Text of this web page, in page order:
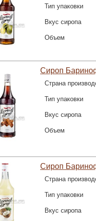
Тип упаковки
Вкус сиропа
Объем
Сироп
Страна
Тип упаковки
Вкус сиропа
Объем
Сироп
Страна
Тип упаковки
Вкус сиропа